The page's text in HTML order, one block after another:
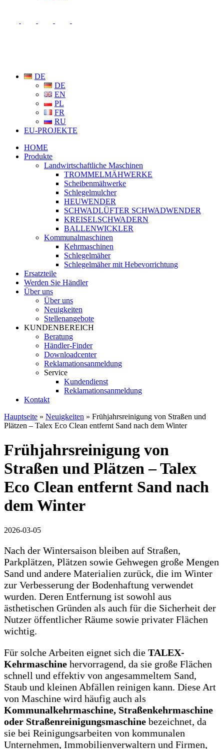
DE
DE
EN
PL
FR
RU
EU-PROJEKTE
HOME
Produkte
Landwirtschaftliche Maschinen
TROMMELMÄHWERKE
Scheibenmähwerke
Schlegelmulcher
HEUWENDER
SCHWADLÜFTER SCHWADWENDER
KREISELSCHWADERN
BALLENWICKLER
Kommunalmaschinen
Kehrmaschinen
Schlegelmäher
Schlegelmäher mit Hebevorrichtung
Ersatzteile
Werden Sie Händler
Über uns
Über uns
Neuigkeiten
Stellenangebote
KUNDENBEREICH
Beratung
Händler-Finder
Downloadcenter
Reklamationsanmeldung
Service
Kundendienst
Reklamationsanmeldung
Kontakt
Hauptseite » Neuigkeiten » Frühjahrsreinigung von Straßen und
Plätzen – Talex Eco Clean entfernt Sand nach dem Winter
Frühjahrsreinigung von
Straßen und Plätzen – Talex
Eco Clean entfernt Sand nach
dem Winter
2026-03-05
Nach der Wintersaison bleiben auf Straßen,
Parkplätzen, Plätzen sowie Gehwegen große Mengen
Sand und andere Materialien zurück, die im Winter
zur Verbesserung der Bodenhaftung verwendet
wurden. Deren Entfernung ist sowohl aus
ästhetischen Gründen als auch für die Sicherheit der
Nutzer öffentlicher Räume sowie privater Flächen
wichtig.
Für solche Arbeiten eignet sich die TALEX-
Kehrmaschine hervorragend, da sie große Flächen
schnell und effektiv von angesammeltem Sand,
Staub und kleinen Abfällen reinigen kann. Diese Art
von Maschine wird häufig auch als
Kommunalkehrmaschine, Straßenkehrmaschine
oder Straßenreinigungsmaschine bezeichnet, da
sie bei Reinigungsarbeiten von kommunalen
Unternehmen, Immobilienverwaltern und Firmen,